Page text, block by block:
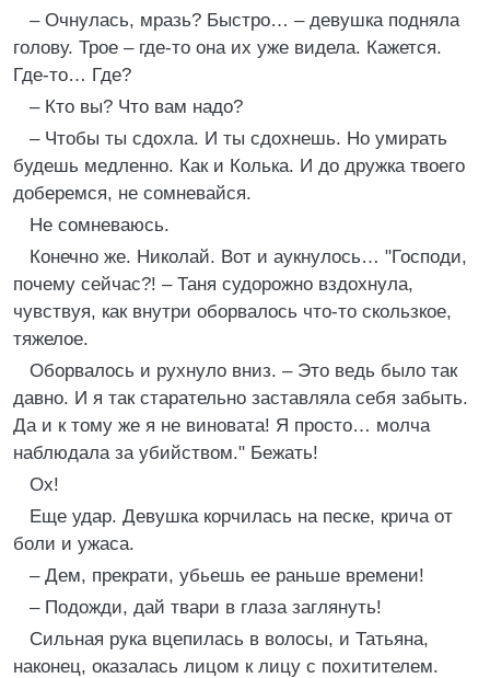
– Очнулась, мразь? Быстро… – девушка подняла
голову. Трое – где-то она их уже видела. Кажется.
Где-то… Где?
– Кто вы? Что вам надо?
– Чтобы ты сдохла. И ты сдохнешь. Но умирать
будешь медленно. Как и Колька. И до дружка твоего
доберемся, не сомневайся.
Не сомневаюсь.
Конечно же. Николай. Вот и аукнулось… "Господи,
почему сейчас?! – Таня судорожно вздохнула,
чувствуя, как внутри оборвалось что-то скользкое,
тяжелое.
Оборвалось и рухнуло вниз. – Это ведь было так
давно. И я так старательно заставляла себя забыть.
Да и к тому же я не виновата! Я просто… молча
наблюдала за убийством." Бежать!
Ох!
Еще удар. Девушка корчилась на песке, крича от
боли и ужаса.
– Дем, прекрати, убьешь ее раньше времени!
– Подожди, дай твари в глаза заглянуть!
Сильная рука вцепилась в волосы, и Татьяна,
наконец, оказалась лицом к лицу с похитителем.